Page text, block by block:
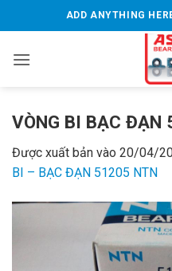
qua
dung
ADD ANYTHING
VÒNG BI BẠC ĐẠN
Được xuất bản vào 20/04/
BI – BẠC ĐẠN 51205 NTN